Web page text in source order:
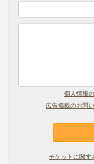
個人情報
広告掲載のお問
チケットに関す